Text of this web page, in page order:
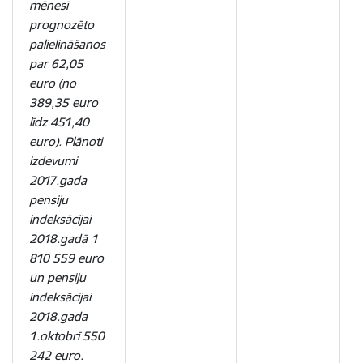
mēnesī
prognozēto
palielināšanos
par 62,05
euro (no
389,35 euro
līdz 451,40
euro). Plānoti
izdevumi
2017.gada
pensiju
indeksācijai
2018.gadā 1
810 559 euro
un pensiju
indeksācijai
2018.gada
1.oktobrī 550
242 euro.